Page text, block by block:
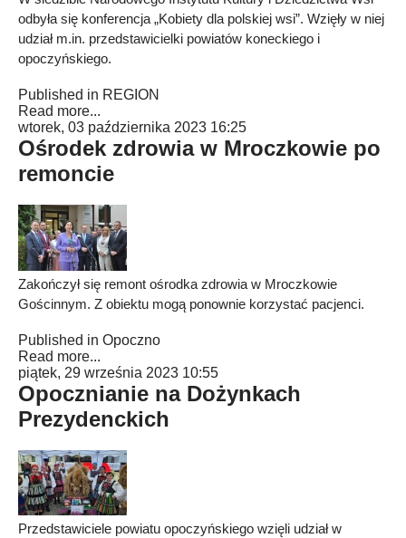
odbyła się konferencja „Kobiety dla polskiej wsi”. Wzięły w niej
udział m.in. przedstawicielki powiatów koneckiego i
opoczyńskiego.
Published in REGION
Read more...
wtorek, 03 października 2023 16:25
Ośrodek zdrowia w Mroczkowie po
remoncie
Zakończył się remont ośrodka zdrowia w Mroczkowie
Gościnnym. Z obiektu mogą ponownie korzystać pacjenci.
Published in Opoczno
Read more...
piątek, 29 września 2023 10:55
Opocznianie na Dożynkach
Prezydenckich
Przedstawiciele powiatu opoczyńskiego wzięli udział w